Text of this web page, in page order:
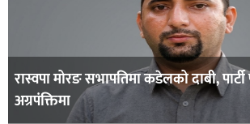
रास्वपा मोरङ सभापतिमा कडेलको दाबी,
अग्रपंक्तिमा